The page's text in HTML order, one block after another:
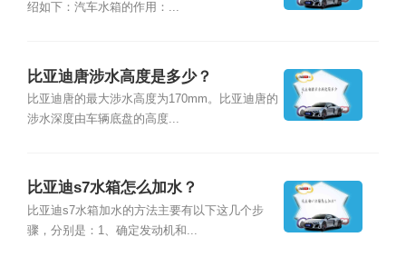
绍如下：汽车水箱的作用：...
比亚迪唐涉水高度是多少？
比亚迪唐的最大涉水高度为170mm。比亚迪唐的
涉水深度由车辆底盘的高度...
比亚迪s7水箱怎么加水？
比亚迪s7水箱加水的方法主要有以下这几个步
骤，分别是：1、确定发动机和...